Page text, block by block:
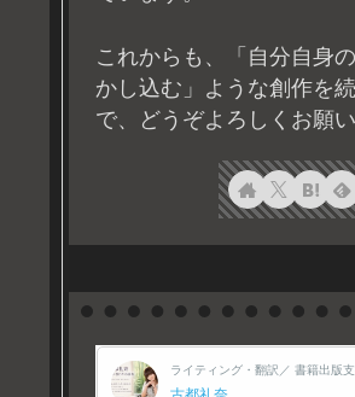
これからも、「自分自身
かし込む」ような創作を
で、どうぞよろしくお願い